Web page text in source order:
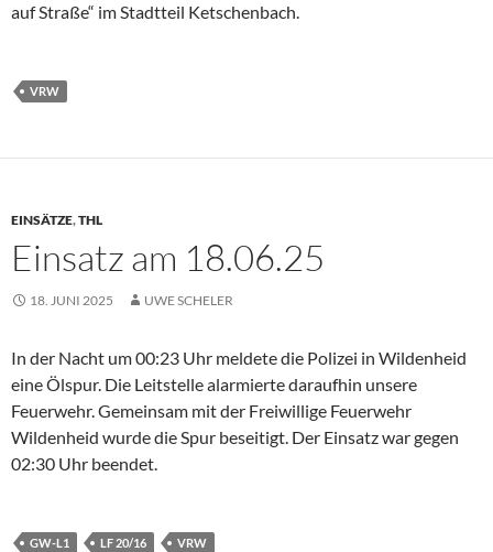
auf Straße“ im Stadtteil Ketschenbach.
VRW
EINSÄTZE,THL
Einsatz am 18.06.25
18. JUNI 2025 UWE SCHELER
In der Nacht um 00:23 Uhr meldete die Polizei in Wildenheid
eine Ölspur. Die Leitstelle alarmierte daraufhin unsere
Feuerwehr. Gemeinsam mit der Freiwillige Feuerwehr
Wildenheid wurde die Spur beseitigt. Der Einsatz war gegen
02:30 Uhr beendet.
GW-L1 LF 20/16 VRW